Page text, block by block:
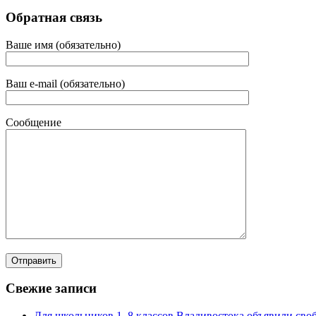
Обратная связь
Ваше имя (обязательно)
Ваш e-mail (обязательно)
Сообщение
Свежие записи